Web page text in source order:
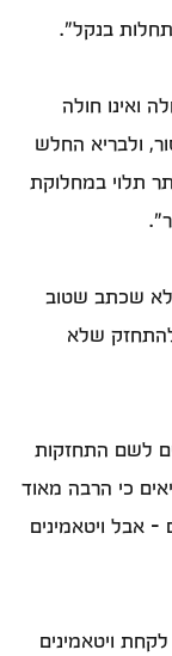
בנקל".
ואינו חולה
ולבריא החלש
תלוי במחלוקת
שכתב שטוב
שלא
לשם התחזקות
כי הרבה מאוד
אבל ויטאמינים
ויטאמינים